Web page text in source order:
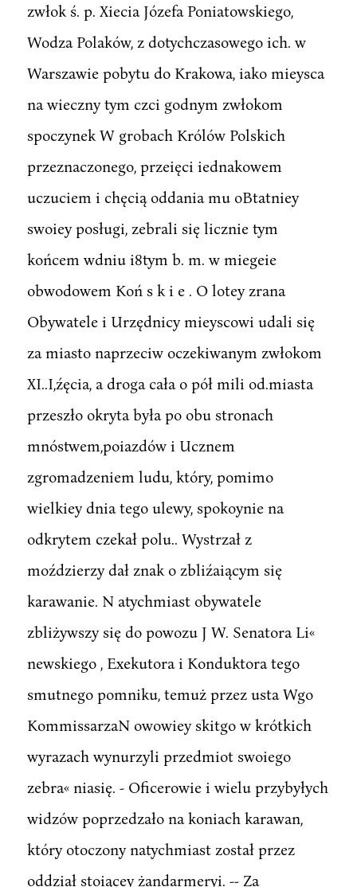
zwłok ś. p. Xiecia Józefa Poniatowskiego,
Wodza Polaków, z dotychczasowego ich. w
Warszawie pobytu do Krakowa, iako mieysca
na wieczny tym czci godnym zwłokom
spoczynek W grobach Królów Polskich
przeznaczonego, przeięci iednakowem
uczuciem i chęcią oddania mu oBtatniey
swoiey posługi, zebrali się licznie tym
końcem wdniu i8tym b. m. w miegeie
obwodowem Koń s k i e . O lotey zrana
Obywatele i Urzędnicy mieyscowi udali się
za miasto naprzeciw oczekiwanym zwłokom
XI..I,źęcia, a droga cała o pół mili od.miasta
przeszło okryta była po obu stronach
mnóstwem,poiazdów i Ucznem
zgromadzeniem ludu, który, pomimo
wielkiey dnia tego ulewy, spokoynie na
odkrytem czekał polu.. Wystrzał z
moździerzy dał znak o zbliźaiącym się
karawanie. N atychmiast obywatele
zbliżywszy się do powozu J W. Senatora Li«
newskiego , Exekutora i Konduktora tego
smutnego pomniku, temuż przez usta Wgo
KommissarzaN owowiey skitgo w krótkich
wyrazach wynurzyli przedmiot swoiego
zebra« niasię. - Oficerowie i wielu przybyłych
widzów poprzedzało na koniach karawan,
który otoczony natychmiast został przez
oddział stoiącey żandarmeryi. -- Za